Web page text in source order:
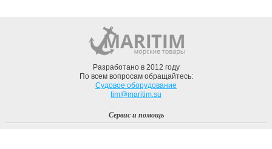
Разработано в 2012 году
По всем вопросам обращайтесь:
Судовое оборудование
tim@maritim.su
Сервис и помощь